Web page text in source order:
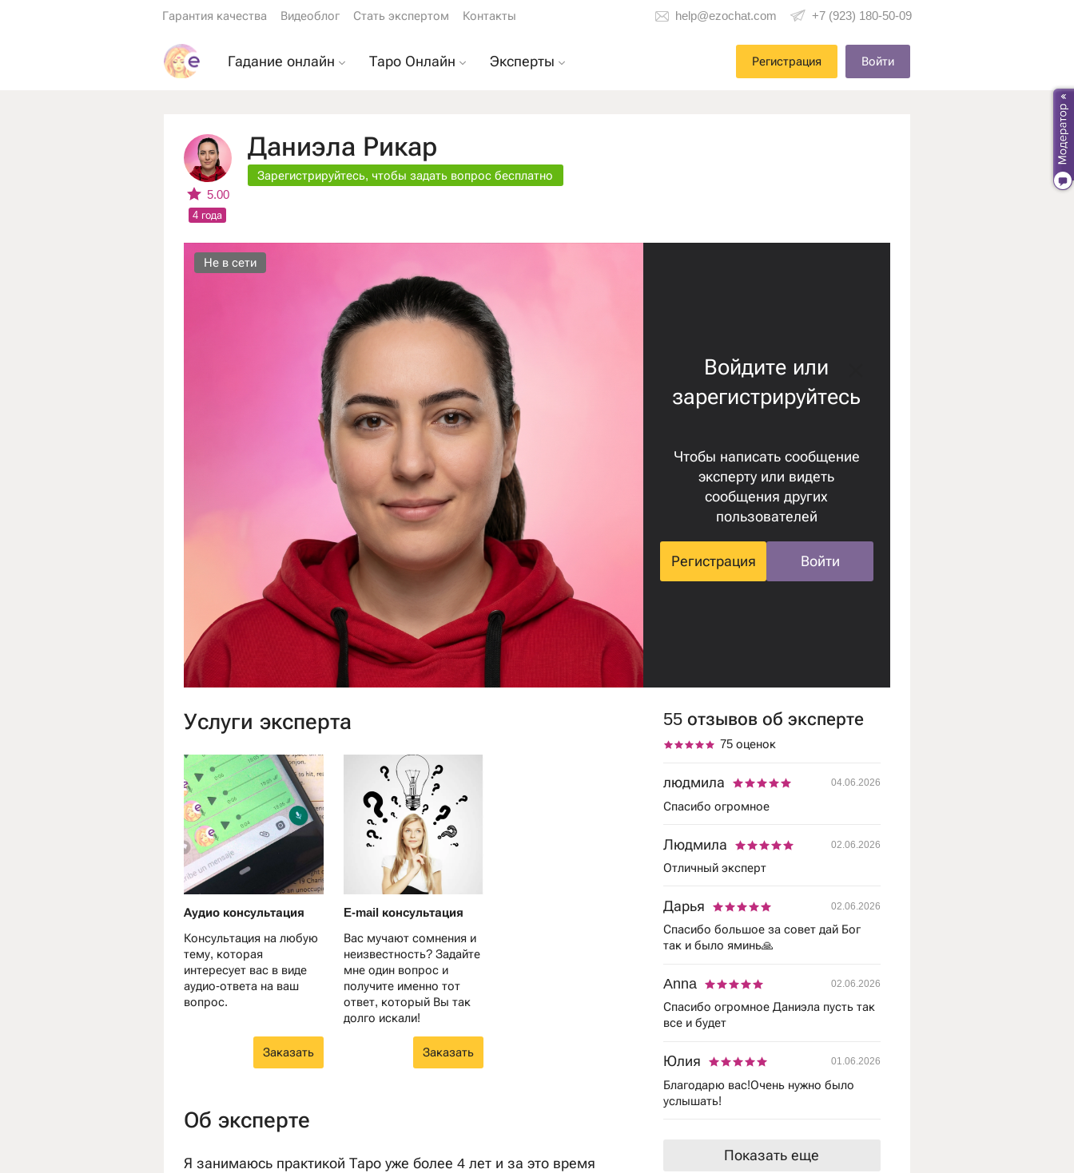
Гарантия качества Видеоблог Стать экспертом Контакты help@ezochat.com +7 (923) 180-50-09
Гадание онлайн
Гадание на мужчину
Гадание ДА или НЕТ
Гадание по книге
Гадание на игральных
Гадание на рунах
Гадание на любовь
Гадание на отношения
Гадание на ситуацию
Таро Онлайн
Расклад на будущее
Расклад на ваши
Расклад на любовь
Точный ответ на
Эксперты
Астрологи
Экстрасенсы
Регистрация Войти
5.00
4 года
Даниэла Рикар
Зарегистрируйтесь, чтобы задать вопрос бесплатно
Не в сети
Войдите или
зарегистрируйтесь
Чтобы написать сообщение
эксперту или видеть
сообщения других
пользователей
Регистрация Войти
Услуги эксперта
Аудио консультация
Консультация на любую
тему, которая
интересует вас в виде
аудио-ответа на ваш
вопрос.
Заказать
E-mail консультация
Вас мучают сомнения и
неизвестность? Задайте
мне один вопрос и
получите именно тот
ответ, который Вы так
долго искали!
Заказать
Об эксперте
Я занимаюсь практикой Таро уже более 4 лет и за это время
55 отзывов об эксперте
75 оценок
людмила 04.06.2026
Спасибо огромное
Людмила 02.06.2026
Отличный эксперт
Дарья 02.06.2026
Спасибо большое за совет дай Бог
так и было яминь🙏
Anna 02.06.2026
Спасибо огромное Даниэла пусть так
все и будет
Юлия 01.06.2026
Благодарю вас!Очень нужно было
услышать!
Показать еще